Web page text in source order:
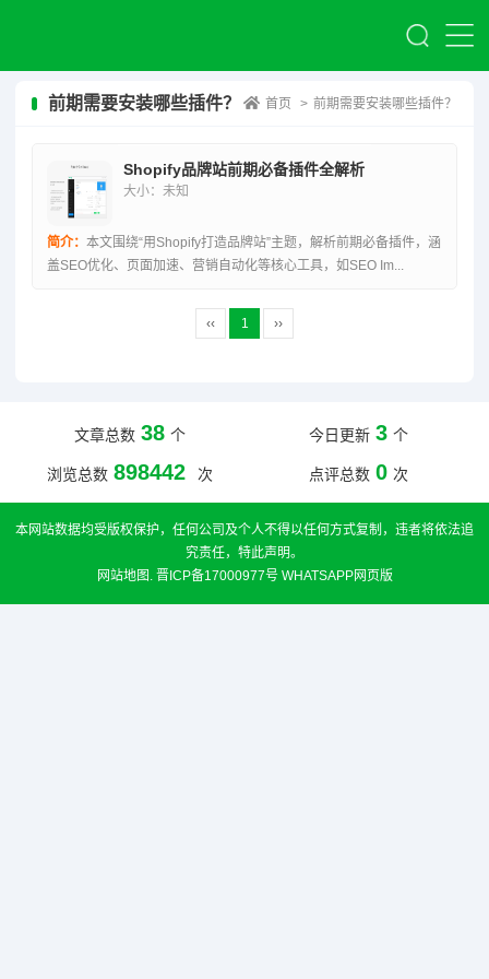
前期需要安装哪些插件？ 首页 > 前期需要安装哪些插件？
Shopify品牌站前期必备插件全解析
大小：未知
简介： 本文围绕“用Shopify打造品牌站”主题，解析前期必备插件，涵
盖SEO优化、页面加速、营销自动化等核心工具，如SEO Im...
‹‹ 1 ››
文章总数 38 个 今日更新 3 个
浏览总数 898442 次 点评总数 0 次
本网站数据均受版权保护，任何公司及个人不得以任何方式复制，违者将依法追
究责任，特此声明。
网站地图 晋ICP备17000977号 WHATSAPP网页版